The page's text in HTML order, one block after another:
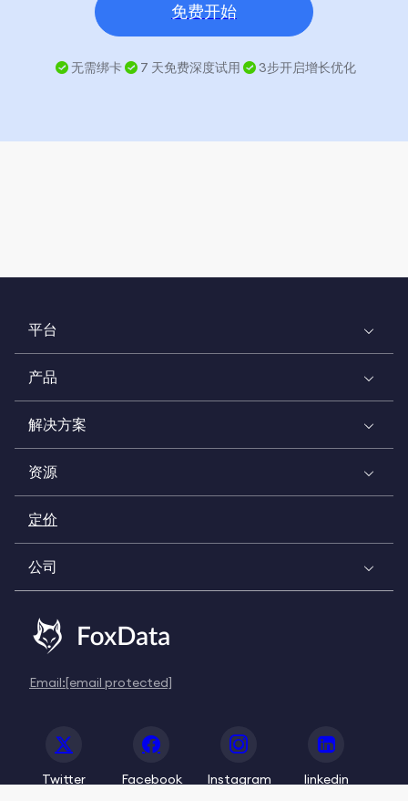
免费开始
无需绑卡 7 天免费深度试用 3步开启增长优化
平台
产品
解决方案
资源
定价
公司
Email:[email protected]
Twitter Facebook Instagram linkedin